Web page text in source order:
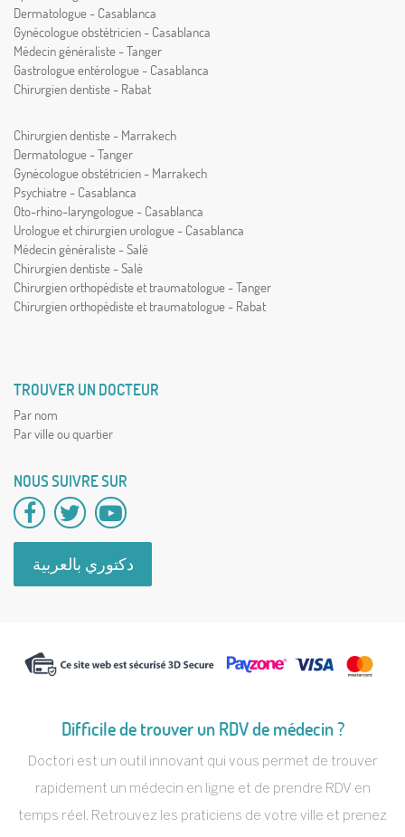
Dermatologue - Casablanca
Gynécologue obstétricien - Casablanca
Médecin généraliste - Tanger
Gastrologue entérologue - Casablanca
Chirurgien dentiste - Rabat
Chirurgien dentiste - Marrakech
Dermatologue - Tanger
Gynécologue obstétricien - Marrakech
Psychiatre - Casablanca
Oto-rhino-laryngologue - Casablanca
Urologue et chirurgien urologue - Casablanca
Médecin généraliste - Salé
Chirurgien dentiste - Salé
Chirurgien orthopédiste et traumatologue - Tanger
Chirurgien orthopédiste et traumatologue - Rabat
TROUVER UN DOCTEUR
Par nom
Par ville ou quartier
NOUS SUIVRE SUR
دكتوري بالعربية
Difficile de trouver un RDV de médecin ?
Doctori est un outil innovant qui vous permet de trouver
rapidement un médecin en ligne et de prendre RDV en
temps réel. Retrouvez les praticiens de votre ville et prenez